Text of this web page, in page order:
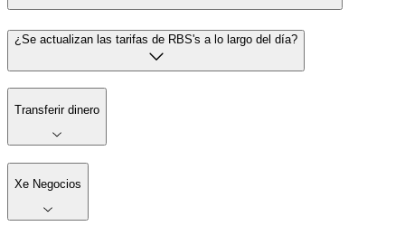
¿Se actualizan las tarifas de RBS's a lo largo del día?
Transferir dinero
Xe Negocios